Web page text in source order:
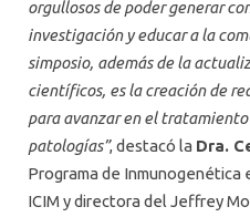
orgullosos de poder generar
investigación y educar a la
simposio, además de la
científicos, es la creación de
para avanzar en el
patologías”, destacó la Dra.
Programa de Inmunogenética
ICIM y directora del Jeffrey